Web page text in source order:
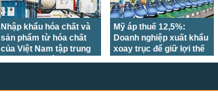
Nhập khẩu hóa chất và
sản phẩm từ hóa chất
của Việt Nam tập trung
Mỹ áp thuế 12,5%:
Doanh nghiệp xuất khẩu
xoay trục để giữ lợi thế